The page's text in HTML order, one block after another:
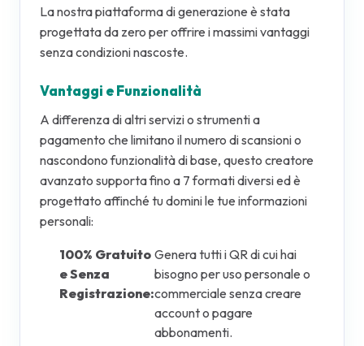
La nostra piattaforma di generazione è stata
progettata da zero per offrire i massimi vantaggi
senza condizioni nascoste.
Vantaggi e Funzionalità
A differenza di altri servizi o strumenti a
pagamento che limitano il numero di scansioni o
nascondono funzionalità di base, questo creatore
avanzato supporta fino a 7 formati diversi ed è
progettato affinché tu domini le tue informazioni
personali:
100% Gratuito
e Senza
Registrazione:
Genera tutti i QR di cui hai
bisogno per uso personale o
commerciale senza creare
account o pagare
abbonamenti.